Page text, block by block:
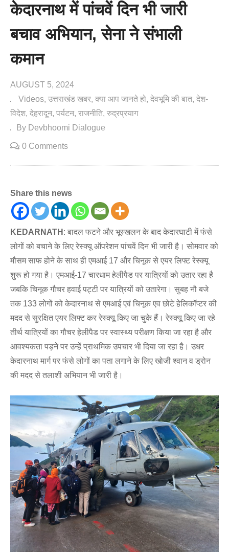
केदारनाथ में पांचवें दिन भी जारी
बचाव अभियान, सेना ने संभाली
कमान
AUGUST 5, 2024
Videos उत्तराखंड खबर क्या आप जानते हो देवभूमि की बात देश-
विदेश देहरादून पर्यटन राजनीति रुद्रप्रयाग
By Devbhoomi Dialogue
0 Comments
Share this news
KEDARNATH : बादल फटने और भूस्खलन के बाद केदारघाटी में फंसे
लोगों को बचाने के लिए रेस्क्यू ऑपरेशन पांचवें दिन भी जारी है। सोमवार को
मौसम साफ होने के साथ ही एमआई 17 और चिनूक से एयर लिफ्ट रेस्क्यू
शुरू हो गया है। एमआई-17 चारधाम हेलीपैड पर यात्रियों को उतार रहा है
जबकि चिनूक गौचर हवाई पट्टी पर यात्रियों को उतारेगा। सुबह नौ बजे
तक 133 लोगों को केदारनाथ से एमआई एवं चिनूक एव छोटे हेलिकॉप्टर की
मदद से सुरक्षित एयर लिफ्ट कर रेस्क्यू किए जा चुके हैं। रेस्क्यू किए जा रहे
तीर्थ यात्रियों का गौचर हेलीपैड पर स्वास्थ्य परीक्षण किया जा रहा है और
आवश्यकता पड़ने पर उन्हें प्राथमिक उपचार भी दिया जा रहा है। उधर
केदारनाथ मार्ग पर फंसे लोगों का पता लगाने के लिए खोजी श्वान व ड्रोन
की मदद से तलाशी अभियान भी जारी है।